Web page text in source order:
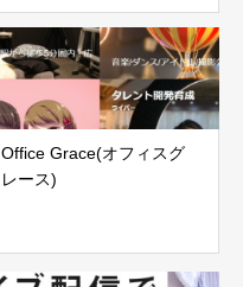
Office Grace(オフィスグ
レース)